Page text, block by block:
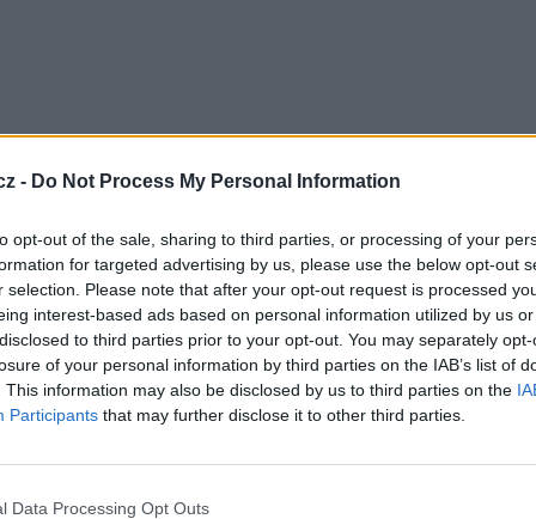
- Do Not Process My Personal Information
opt-out of the sale, sharing to third parties, or processing of your
for targeted advertising by us, please use the below opt-out
selection. Please note that after your opt-out request is processed
interest-based ads based on personal information utilized by us
to third parties prior to your opt-out. You may separately
of your personal information by third parties on the IAB’s list of
This information may also be disclosed by us to third parties on the
Participants that may further disclose it to other third parties.
Data Processing Opt Outs
webu parabola.cz Jaromír Glisník, šéf
oznámeny až v pátek po tiskovce Film Europe
je v pátek 18.11.2011. Stanice startuje již
od zahájení dostupná klientům Skylink na Irdeto
pozice Film Europe Channel koncovým
pol. H, SR 27500, FEC 3/4, DVB-